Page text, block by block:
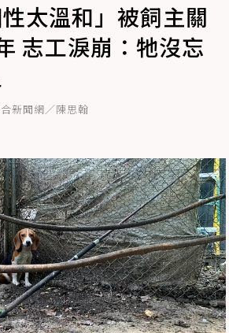
太溫和」被飼主關
志工淚崩：牠沒忘
新聞網／陳思翰